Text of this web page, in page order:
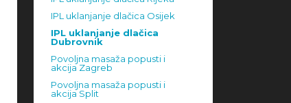
IPL uklanjanje dlačica Osijek
IPL uklanjanje dlačica
Dubrovnik
Povoljna masaža popusti i
akcija Zagreb
Povoljna masaža popusti i
akcija Split